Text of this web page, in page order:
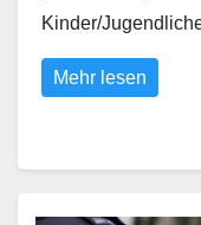
Kinder/
Mehr lesen